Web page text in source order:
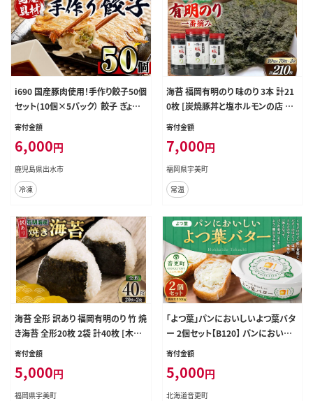
i690 国産豚肉使用！手作り餃子50個
セット(10個×5パック） 餃子 ぎょう
ざ 豚肉 国産 手づくり 小分け 冷凍
おかず おつまみ 晩御飯 晩酌【スー
パーよしだ】
寄付金額
6,000円
鹿児島県出水市
冷凍
海苔 福岡有明のり 味のり 3本 計21
0枚 [炭焼豚丼と塩ホルモンの店 西
北の杜 福岡県 宇美町 um40bfw56
0019] 味付け海苔 のり 海苔 焼き海
苔 やきのり 乾物 有明海苔 味付け 味
付海苔 味付のり 味海苔 有明海産 一
番摘み セット
寄付金額
7,000円
福岡県宇美町
常温
海苔 全形 訳あり 福岡有明のり 竹 焼
き海苔 全形20枚 2袋 計40枚 [木村
食品 福岡県 宇美町 um40beg0400
有明海苔 海苔 のり 有明 おにぎり お
むすび メール便 メール便対応
寄付金額
5,000円
福岡県宇美町
「よつ葉」パンにおいしいよつ葉バタ
ー 2個セット【B120】 パンにおいし
いバター 北海道
寄付金額
5,000円
北海道音更町